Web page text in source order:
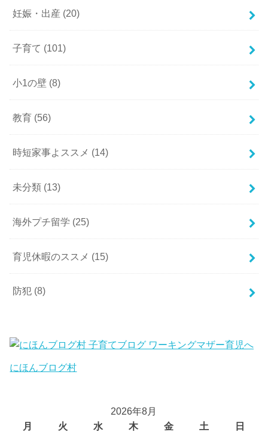
妊娠・出産 (20)
子育て (101)
小1の壁 (8)
教育 (56)
時短家事よススメ (14)
未分類 (13)
海外プチ留学 (25)
育児休暇のススメ (15)
防犯 (8)
にほんブログ村
2026年8月
月
火 水 木 金 土
日